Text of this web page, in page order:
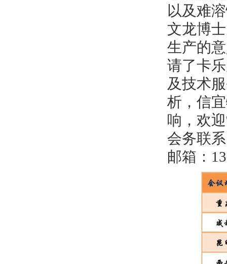
以及难
文龙博
生产的
请了卡
及技术
析，信
响，欢
会务联
邮箱：